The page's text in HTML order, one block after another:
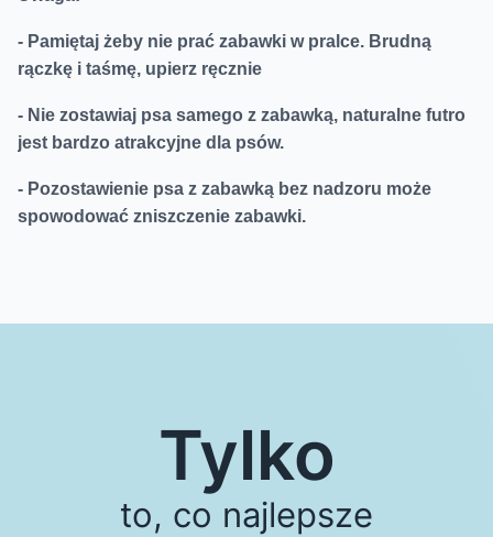
- Pamiętaj żeby nie prać zabawki w pralce. Brudną
rączkę i taśmę, upierz ręcznie
- Nie zostawiaj psa samego z zabawką, naturalne futro
jest bardzo atrakcyjne dla psów.
- Pozostawienie psa z zabawką bez nadzoru może
spowodować zniszczenie zabawki.
Tylko
to, co najlepsze